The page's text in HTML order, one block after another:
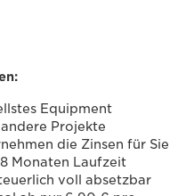
Equipment
Projekte
die Zinsen für Sie
Monaten Laufzeit
voll absetzbar